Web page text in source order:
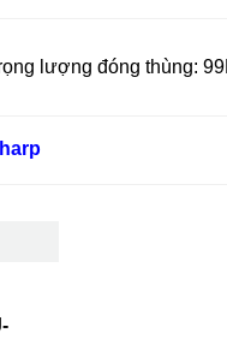
lượng đóng thùng: